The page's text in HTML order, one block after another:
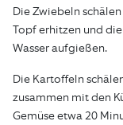
Die Zwiebeln
Topf erhitzen und
Wasser aufgießen.
Die Kartoffeln
zusammen mit den
Gemüse etwa 20